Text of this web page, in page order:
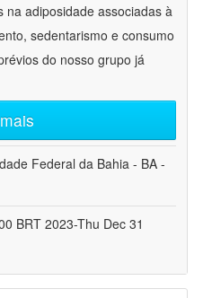
na adiposidade associadas à
sedentarismo e consumo
do nosso grupo já
Federal da Bahia - BA -
BRT 2023-Thu Dec 31